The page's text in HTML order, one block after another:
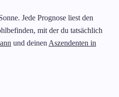
Jede Prognose liest den
mit der du tatsächlich
und deinen Aszendenten in